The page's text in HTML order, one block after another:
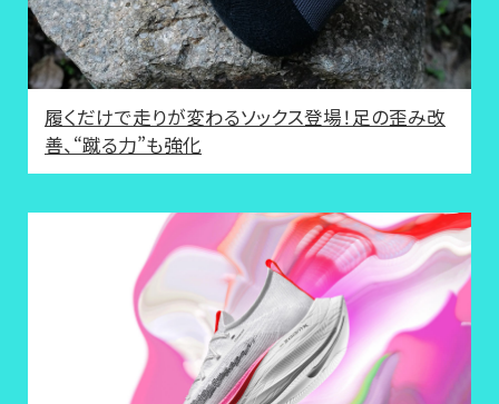
履くだけで走りが変わるソックス登場！足の歪み改
善、“蹴る力”も強化